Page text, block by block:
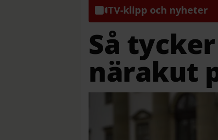
TV-klipp och nyheter
Så
närakut